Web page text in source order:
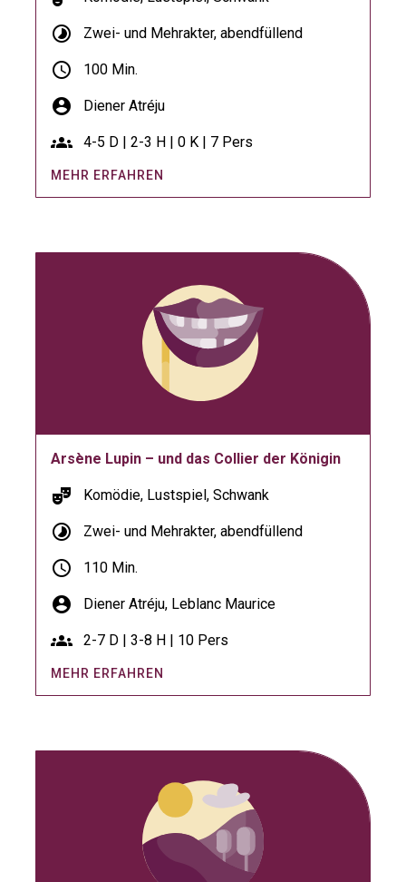
timelapse Zwei- und Mehrakter, abendfüllend
schedule 100 Min.
account_circle Diener Atréju
groups 4-5 D | 2-3 H | 0 K | 7 Pers
MEHR ERFAHREN
Arsène Lupin – und das Collier der Königin
theater_comedy Komödie, Lustspiel, Schwank
timelapse Zwei- und Mehrakter, abendfüllend
schedule 110 Min.
account_circle Diener Atréju,Leblanc Maurice
groups 2-7 D | 3-8 H | 10 Pers
MEHR ERFAHREN